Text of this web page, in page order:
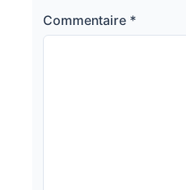
Commentaire *